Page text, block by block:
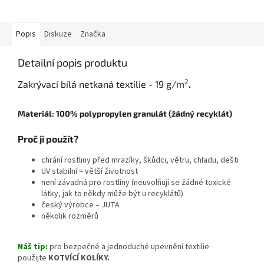
Popis Diskuze Značka
Detailní popis produktu
Zakrývací bílá netkaná textilie - 19 g/m2.
Materiál: 100% polypropylen granulát (žádný recyklát)
Proč ji použít?
chrání rostliny před mrazíky, škůdci, větru, chladu, dešti
UV stabilní = větší životnost
není závadná pro rostliny (neuvolňují se žádné toxické
látky, jak to někdy může být u recyklátů)
český výrobce – JUTA
několik rozměrů
Náš tip: pro bezpečné a jednoduché upevnění textilie
použijte KOTVÍCÍ KOLÍKY.